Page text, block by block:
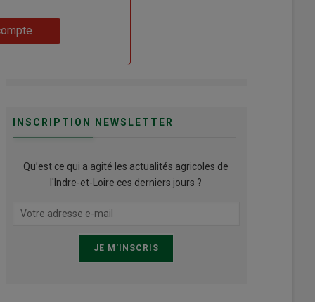
INSCRIPTION NEWSLETTER
Qu’est ce qui a agité les actualités agricoles de
l'Indre-et-Loire ces derniers jours ?